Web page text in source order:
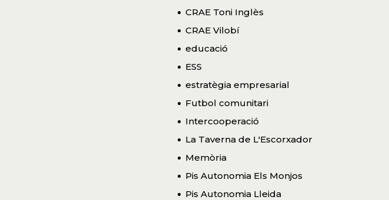
CRAE Toni Inglès
CRAE Vilobí
educació
ESS
estratègia empresarial
Futbol comunitari
Intercooperació
La Taverna de L'Escorxador
Memòria
Pis Autonomia Els Monjos
Pis Autonomia Lleida